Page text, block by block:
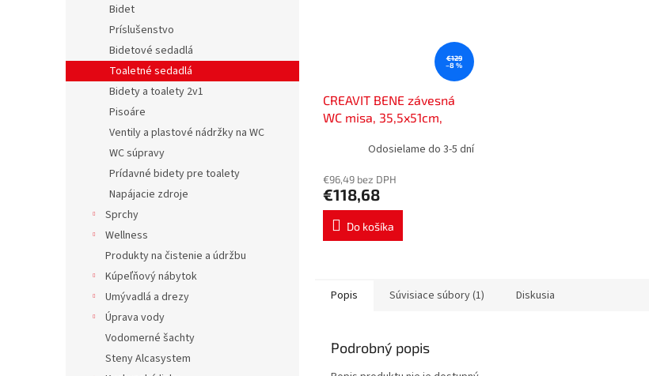
Bidet
Príslušenstvo
Bidetové sedadlá
Toaletné sedadlá
Bidety a toalety 2v1
Pisoáre
Ventily a plastové nádržky na WC
WC súpravy
Prídavné bidety pre toalety
Napájacie zdroje
Sprchy
Wellness
Produkty na čistenie a údržbu
Kúpeľňový nábytok
Umývadlá a drezy
Úprava vody
Vodomerné šachty
Steny Alcasystem
€129
–8 %
CREAVIT BENE závesná
WC misa, 35,5x51cm,
Odosielame do 3-5 dní
€96,49 bez DPH
€118,68
Do košíka
Popis Súvisiace súbory (1) Diskusia
Podrobný popis